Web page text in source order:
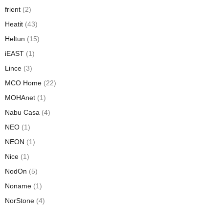
frient (2)
Heatit (43)
Heltun (15)
iEAST (1)
Lince (3)
MCO Home (22)
MOHAnet (1)
Nabu Casa (4)
NEO (1)
NEON (1)
Nice (1)
NodOn (5)
Noname (1)
NorStone (4)